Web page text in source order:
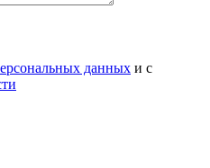
данных и с